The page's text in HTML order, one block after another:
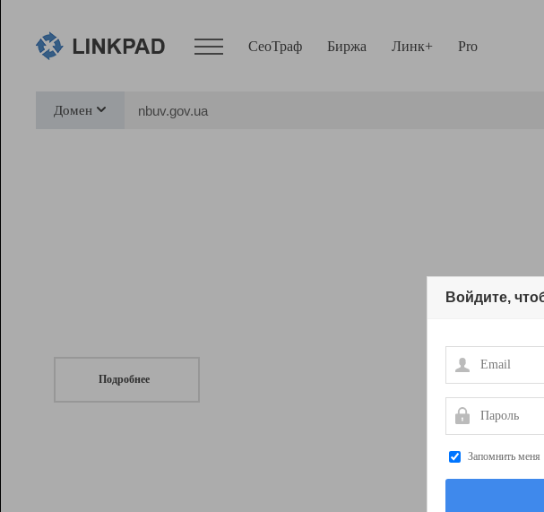
СеоТраф Биржа Линк+ Pro
Домен
Подробнее
Войдите,
Email
Пароль
Запомнить меня